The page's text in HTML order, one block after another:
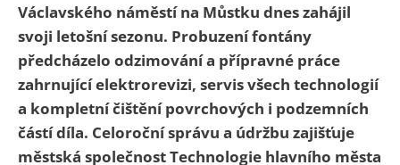
Václavského náměstí na Můstku dnes zahájil
svoji letošní sezonu. Probuzení fontány
předcházelo odzimování a přípravné práce
zahrnující elektrorevizi, servis všech technologií
a kompletní čištění povrchových i podzemních
částí díla. Celoroční správu a údržbu zajišťuje
městská společnost Technologie hlavního města